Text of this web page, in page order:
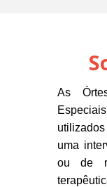
As
uma
ou de